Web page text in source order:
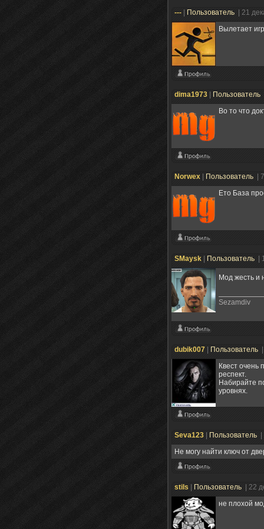
--- Пользователь
| 21
Вылетает
dima1973 Пользователь
Во то что
Norwex Пользователь
|
Ето База
SMaysk Пользователь |
Мод жесть и
Sezamdiv
dubik007 Пользователь
Квест очень
респект.
Набирайте
уровнях.
Seva123 Пользователь
Не могу найти ключ от
stils Пользователь
| 22
не плохой